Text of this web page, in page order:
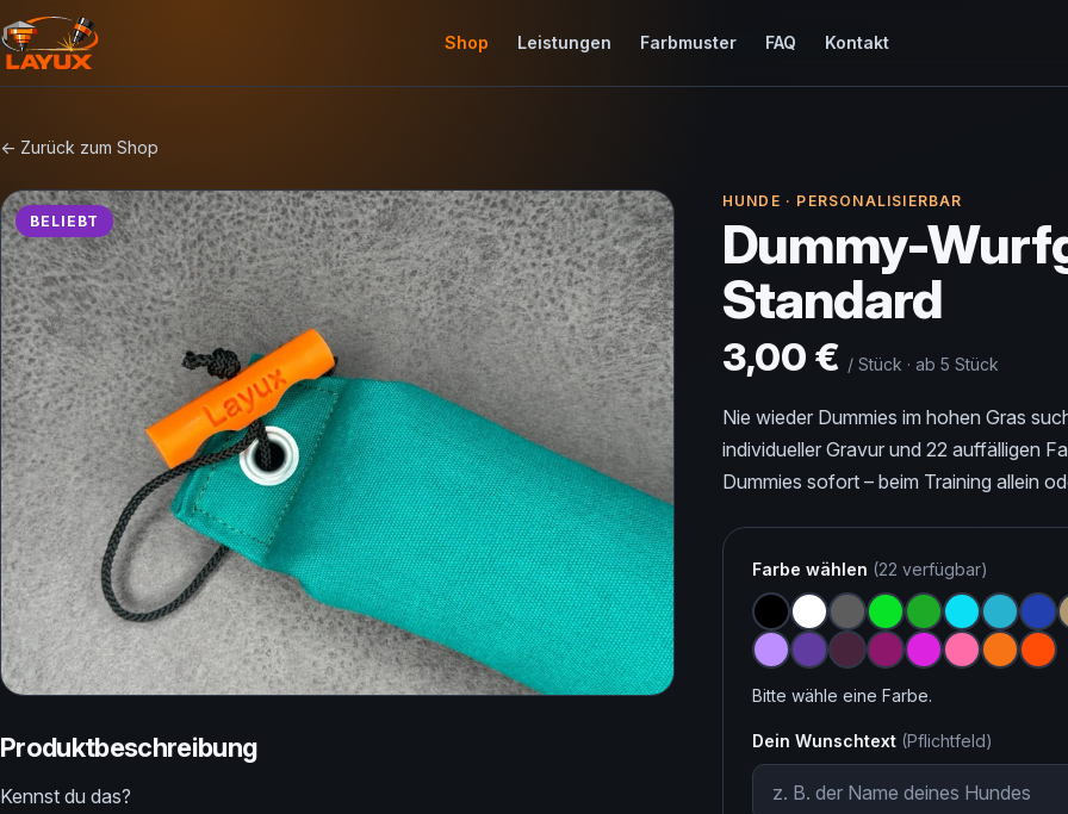
Shop Leistungen Farbmuster FAQ Kontakt
← Zurück zum Shop
BELIEBT
Produktbeschreibung
Kennst du das?
HUNDE · PERSONALISIERBAR
Dummy-
Standard
3,00 € / Stück · ab 5 Stück
Nie wieder Dummies im hohen Gras
individueller Gravur und 22 auffälligen
Dummies sofort – beim Training allein
Farbe wählen (22 verfügbar)
Bitte wähle eine Farbe.
Dein Wunschtext (Pflichtfeld)